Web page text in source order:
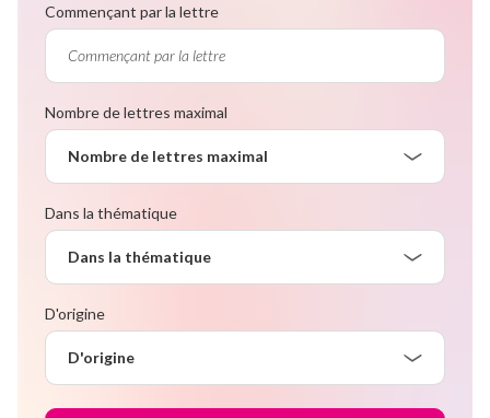
Commençant par la lettre
Nombre de lettres maximal
Nombre de lettres maximal
Dans la thématique
Dans la thématique
D'origine
D'origine